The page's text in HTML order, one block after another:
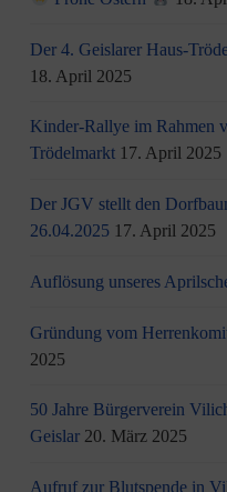
Der 4. Geislarer Haus-
18. April 2025
Kinder-Rallye im Rahmen
Trödelmarkt 17. April 2025
Der JGV stellt den
26.04.2025 17. April 2025
Auflösung unseres
Gründung vom
2025
50 Jahre Bürgerverein
Geislar 20. März 2025
Aufruf zur Blutspende in